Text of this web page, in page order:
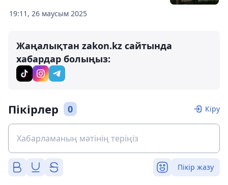
19:11, 26 маусым 2025
Жаңалықтан zakon.kz сайтында
хабардар болыңыз:
Пікірлер 0 Кіру
Пікір жазу